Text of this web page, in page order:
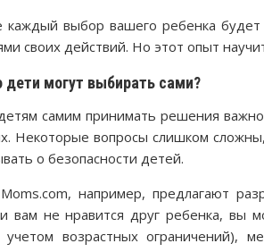
каждый выбор вашего ребенка будет
своих действий. Но этот опыт
дети могут выбирать сами?
самим принимать решения
Некоторые вопросы слишком
о безопасности детей.
например, предлагают
вам не нравится друг ребенка, вы
учетом возрастных ограничений),